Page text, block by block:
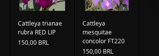
Cattleya trianae
rubra RED LIP
Precio
150,00 BRL
Cattleya
mesquitae
concolor FT220
Precio
150,00 BRL